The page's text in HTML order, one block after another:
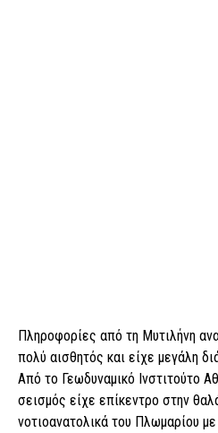
Πληροφορίες από τη Μυτιλήνη
πολύ αισθητός και είχε μεγάλη
Από το Γεωδυναμικό Ινστιτούτο
σεισμός είχε επίκεντρο στην
νοτιοανατολικά του Πλωμαρίου